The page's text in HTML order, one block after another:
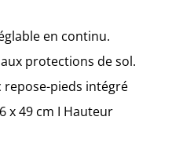
en continu.
protections de sol.
pieds intégré
x 49 cm I Hauteur